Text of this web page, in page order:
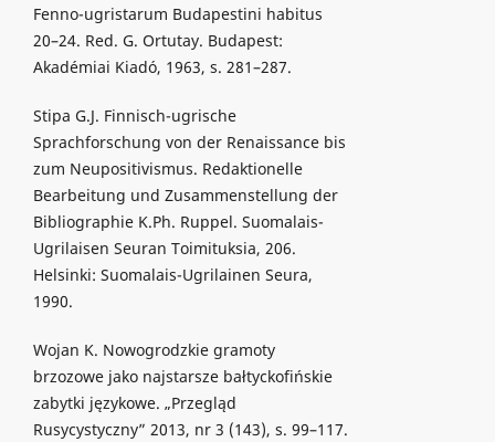
Fenno-ugristarum Budapestini habitus
20–24. Red. G. Ortutay. Budapest:
Akadémiai Kiadó, 1963, s. 281–287.
Stipa G.J. Finnisch-ugrische
Sprachforschung von der Renaissance bis
zum Neupositivismus. Redaktionelle
Bearbeitung und Zusammenstellung der
Bibliographie K.Ph. Ruppel. Suomalais-
Ugrilaisen Seuran Toimituksia, 206.
Helsinki: Suomalais-Ugrilainen Seura,
1990.
Wojan K. Nowogrodzkie gramoty
brzozowe jako najstarsze bałtyckofińskie
zabytki językowe. „Przegląd
Rusycystyczny” 2013, nr 3 (143), s. 99–117.